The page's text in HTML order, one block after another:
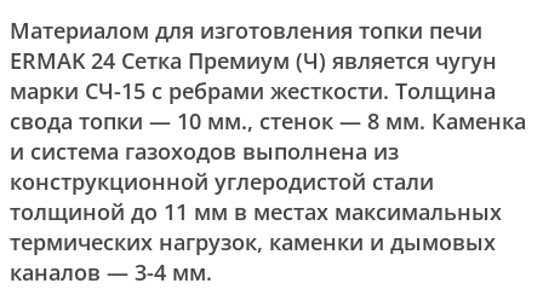
Материалом для изготовления топки печи
ERMAK 24 Сетка Премиум (Ч) является чугун
марки СЧ-15 с ребрами жесткости. Толщина
свода топки — 10 мм., стенок — 8 мм. Каменка
и система газоходов выполнена из
конструкционной углеродистой стали
толщиной до 11 мм в местах максимальных
термических нагрузок, каменки и дымовых
каналов — 3-4 мм.